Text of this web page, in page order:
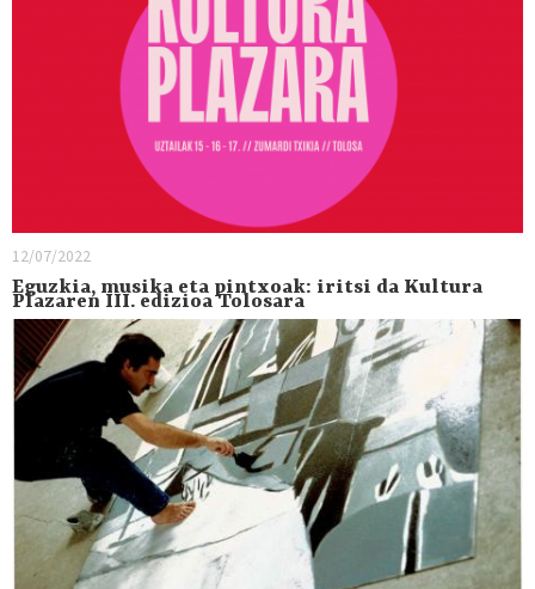
12/07/2022
Eguzkia, musika eta pintxoak: iritsi da Kultura
Plazaren III. edizioa Tolosara